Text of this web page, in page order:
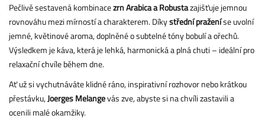
Pečlivě sestavená kombinacezrn Arabica a Robustazajišťuje jemnou
rovnováhu mezi mírností a charakterem. Díkystřední praženíse uvolní
jemné, květinové aroma, doplněné o subtelné tóny bobulí a ořechů.
Výsledkem je káva, která je lehká, harmonická a plná chuti – ideální pro
relaxační chvíle během dne.
Ať už si vychutnáváte klidné ráno, inspirativní rozhovor nebo krátkou
přestávku,Joerges Melangevás zve, abyste si na chvíli zastavili a
ocenili malé okamžiky.